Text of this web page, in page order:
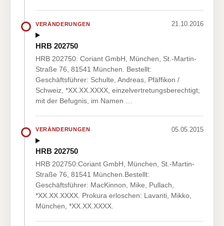
VERÄNDERUNGEN 21.10.2016
HRB 202750
HRB 202750: Coriant GmbH, München, St.-Martin-
Straße 76, 81541 München. Bestellt:
Geschäftsführer: Schulte, Andreas, Pfäffikon /
Schweiz, *XX.XX.XXXX, einzelvertretungsberechtigt;
mit der Befugnis, im Namen …
VERÄNDERUNGEN 05.05.2015
HRB 202750
HRB 202750:Coriant GmbH, München, St.-Martin-
Straße 76, 81541 München.Bestellt:
Geschäftsführer: MacKinnon, Mike, Pullach,
*XX.XX.XXXX. Prokura erloschen: Lavanti, Mikko,
München, *XX.XX.XXXX.